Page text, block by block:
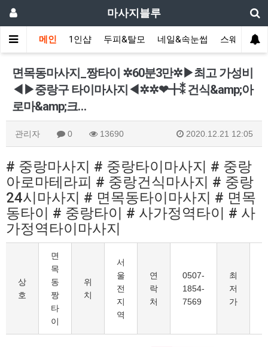
마사지블루
메인 1인샵 두피&탈모 네일&속눈썹 스웨디시(
면목동마사지_짱타이 ✲60분3만✲▶최고 가성비
◀​▶중랑구 타이마사지◀✲✲❤╋⁑ 건식&amp;아
로마&amp;크…
관리자 0 13690 2020.12.21 12:05
# 중랑마사지 # 중랑타이마사지 # 중랑
아로마테라피 # 중랑건식마사지 # 중랑
24시마사지 # 면목동타이마사지 # 면목
동타이 # 중랑타이 # 사가정역타이 # 사
가정역타이마사지
상
호
면
목
동
짱
타
이
위
치
서
울
전
지
역
연
락
처
0507-
1854-
7569
최
저
가